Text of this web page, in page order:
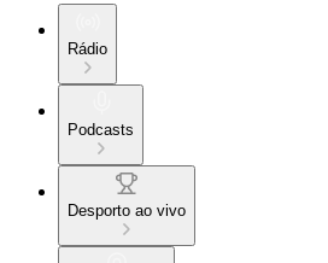
Rádio
Podcasts
Desporto ao vivo